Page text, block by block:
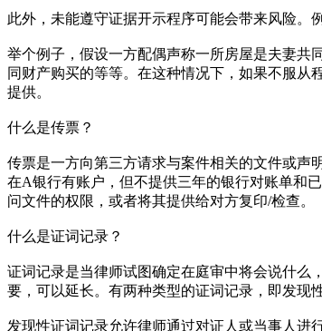
此外，未能遵守证据开示程序可能会带来风险。
举个例子，假设一方配偶声称一所房屋是夫妻共
同财产购买的等等。在这种情况下，如果不服从
提供。
什么是传票？
传票是一方向第三方请求与案件相关的文件或声
在A银行有账户，但不提供三年的银行对账单和
问文件的权限，或者将其提供给对方复印/检查。
什么是证词记录？
证词记录是当律师试图确定在庭审中将会说什么
要，可以延长。有两种类型的证词记录，即发现
发现性证词记录允许律师通过对证人或当事人进